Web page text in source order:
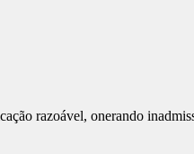
razoável, onerando